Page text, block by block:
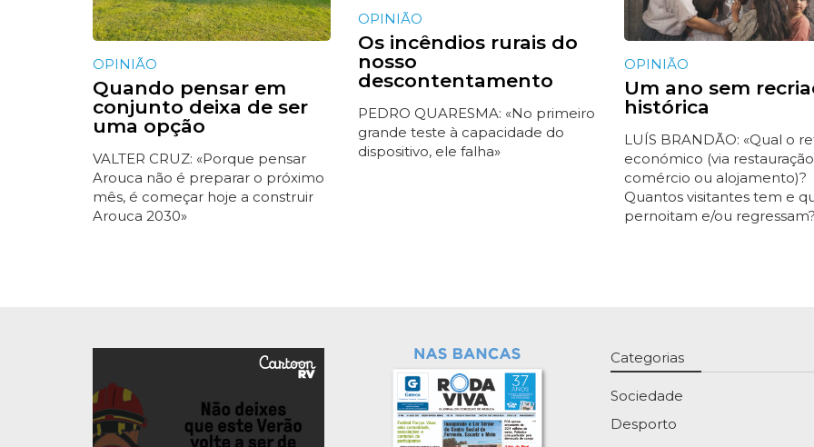
OPINIÃO
Quando pensar em
conjunto deixa de ser
uma opção
VALTER CRUZ: «Porque pensar
Arouca não é preparar o próximo
mês, é começar hoje a construir
Arouca 2030»
OPINIÃO
Os incêndios rurais do
nosso
descontentamento
PEDRO QUARESMA: «No primeiro
grande teste à capacidade do
dispositivo, ele falha»
OPINIÃO
Um ano sem
histórica
LUÍS BRANDÃO: «Qual o
económico (via
comércio ou alojamento)?
Quantos visitantes tem e
pernoitam e/ou
Categorias
Sociedade
Desporto